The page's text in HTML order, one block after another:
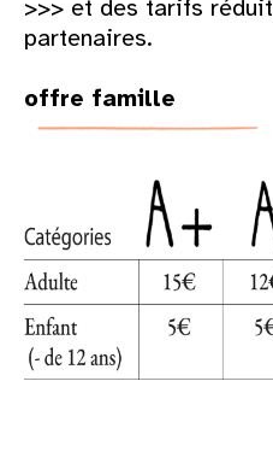
>>> et des tarifs
partenaires.
offre famille